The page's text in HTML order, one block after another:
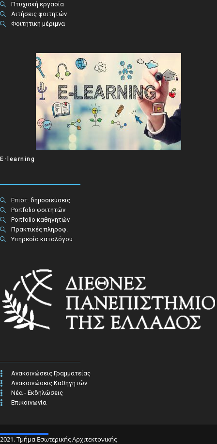
Πτυχιακή εργασία
Αιτήσεις φοιτητών
Φοιτητική μέριμνα
E-learning
Επιστ. δημοσιεύσεις
Portfolio φοιτητών
Portfolio καθηγητών
Πρακτικές πληροφ.​
Υπηρεσία καταλόγου
Ανακοινώσεις Γραμματείας
Ανακοινώσεις Καθηγητών
Νέα - Εκδηλώσεις
Επικοινωνία
2021. Τμήμα Εσωτερικής Αρχιτεκτονικής